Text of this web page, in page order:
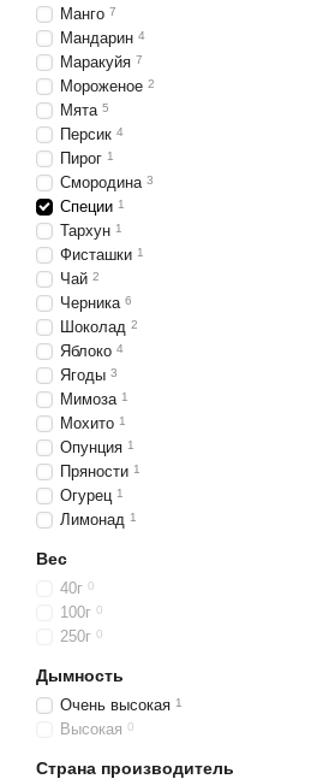
Манго 7
Мандарин 4
Маракуйя 7
Мороженое 2
Мята 5
Персик 4
Пирог 1
Смородина 3
Специи 1
Тархун 1
Фисташки 1
Чай 2
Черника 6
Шоколад 2
Яблоко 4
Ягоды 3
Мимоза 1
Мохито 1
Опунция 1
Пряности 1
Огурец 1
Лимонад 1
Вес
40г 0
100г 0
250г 0
Дымность
Очень высокая 1
Высокая 0
Страна производитель